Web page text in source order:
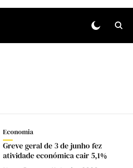
Economia
Greve geral de 3 de junho fez
atividade económica cair 5,1%